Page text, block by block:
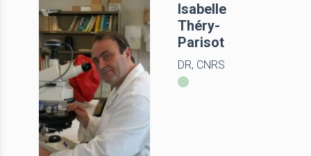
Auréade
Henry
CR, CNRS
Isabelle
Théry-
Parisot
DR, CNRS